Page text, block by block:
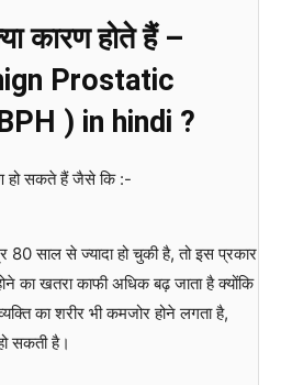
कारण होते हैं –
Prostatic
) in hindi ?
हो सकते हैं जैसे कि :-
80 साल से ज्यादा हो चुकी है, तो इस प्रकार
का खतरा काफी अधिक बढ़ जाता है क्योंकि
का शरीर भी कमजोर होने लगता है,
सकती है।